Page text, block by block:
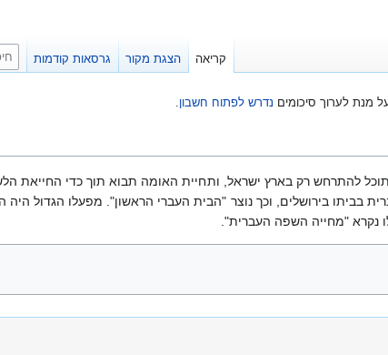
מנת לערוך סיכומים נדרש לפתוח חשבון.
להתרחש רק בארץ ישראל, ותחיית האומה תבוא תוך כדי החייאת
בביתו בירושלים, וכך נוצר "הבית העברי הראשון". מפעלו הגדול היה
נקרא "מחייה השפה העברית".
קריאה הצגת מקור גרסאות קודמות
ח
י